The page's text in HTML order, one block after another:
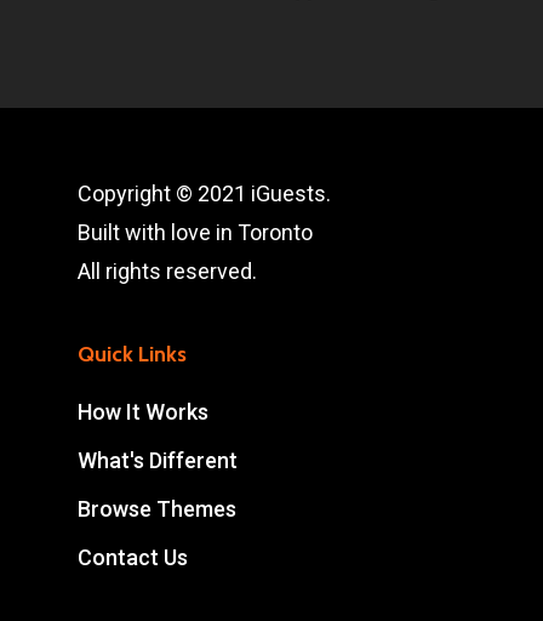
Copyright © 2021 iGuests.
Built with love in Toronto
All rights reserved.
Quick Links
How It Works
What's Different
Browse Themes
Contact Us